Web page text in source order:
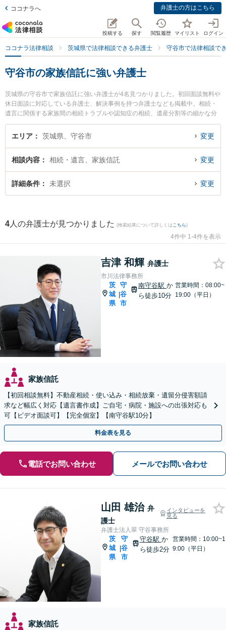
ココナラへ 弁護士の方はこちら
投稿する 探す 閲覧履歴 マイリスト ログイン
ココナラ法律相談 茨城県で法律相談できる弁護士 守谷市で法律相談で
守谷市の家族信託に強い弁護士
茨城県の守谷市で家族信託に強い弁護士が4名見つかりました。初回面談無料や
休日面談に対応している弁護士、解決事例を持つ弁護士なども掲載中。相続・
遺言に関係する家族間の相続トラブルや認知症の相続、遺産分割等の細かな分
野での絞り込み検索もでき便利です。特に市川法律事務所の吉津 和輝弁護士や
弁護士法人翠 守谷事務所の山田 雄治弁護士、弁護士法人長瀬総合法律事務所
に弁護士に相談したい』『家族信託のトラブル解決の実績豊富な近くの弁護士
を検索したい』『初回相談無料で家族信託を法律相談できる守谷市内の弁護士
に相談予約したい』などでお困りの相談者さんにおすすめです。
エリア 茨城県、守谷市 変更
相談内容 相続・遺言、家族信託 変更
詳細条件 未選択 変更
4 人の弁護士が見つかりました (検索結果について詳しくは こちら)
4件中 1-4件を表示
吉津 和輝 弁護士
市川法律事務所
茨
城
県
|
守
谷
市
南守谷駅 か
ら徒歩10分
営業時間：08:00~
19:00（平日）
家族信託
【初回相談無料】不動産相続・使い込み・相続放棄・遺留分侵害額請
求など幅広く対応【遺言書作成】ご自宅・病院・施設への出張対応も
可【ビデオ面談可】【完全個室】【南守谷駅10分】
料金表を見る
電話でお問い合わせ メールでお問い合わせ
山田 雄治 弁
護士
インタビューを
見る
弁護士法人翠 守谷事務所
茨
城
県
|
守
谷
市
守谷駅 か
ら徒歩2分
営業時間：10:00~1
9:00（平日）
家族信託